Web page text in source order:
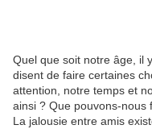
Quel que soit notre âge, il
disent de faire certaines
attention, notre temps et
ainsi ? Que pouvons-nous
La jalousie entre amis